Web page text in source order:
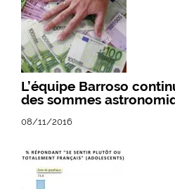
L’équipe Barroso
des sommes
08/11/2016